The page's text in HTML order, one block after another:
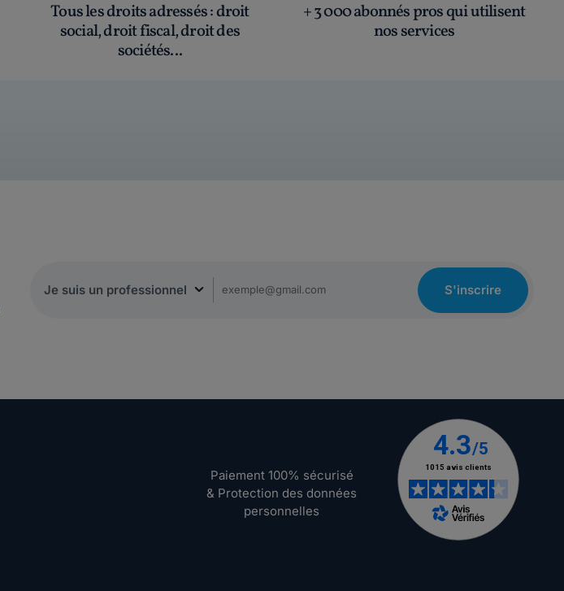
Tous les droits adressés: droit
social, droit fiscal, droit des
sociétés...
+ 3 000 abonnés pros qui utilisent
nos services
S'inscrire
Paiement 100% sécurisé
& Protection des données
personnelles